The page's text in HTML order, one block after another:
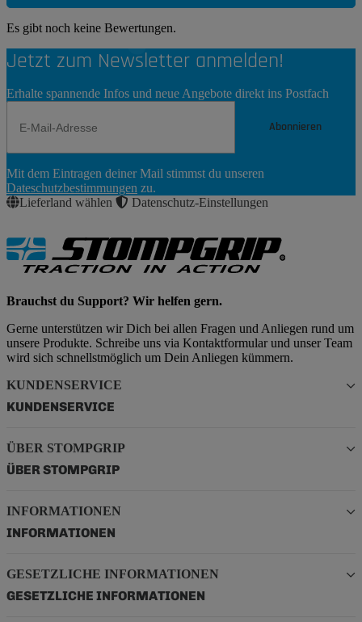
Es gibt noch keine Bewertungen.
Jetzt zum Newsletter anmelden!
Erhalte spannende Infos und neue Angebote direkt ins Postfach
Abonnieren
Abonnieren
Mit dem Eintragen deiner Mail stimmst du unseren
Dateschutzbestimmungen zu.
Lieferland wählen
Datenschutz-Einstellungen
Brauchst du Support? Wir helfen gern.
Gerne unterstützen wir Dich bei allen Fragen und Anliegen rund um
unsere Produkte. Schreibe uns via Kontaktformular und unser Team
wird sich schnellstmöglich um Dein Anliegen kümmern.
KUNDENSERVICE
KUNDENSERVICE
ÜBER STOMPGRIP
ÜBER STOMPGRIP
INFORMATIONEN
INFORMATIONEN
GESETZLICHE INFORMATIONEN
GESETZLICHE INFORMATIONEN